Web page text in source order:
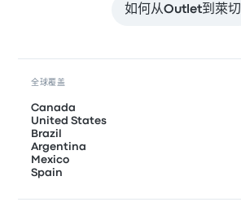
如何从Outlet到萊切
全球覆盖
Canada
United States
Brazil
Argentina
Mexico
Spain